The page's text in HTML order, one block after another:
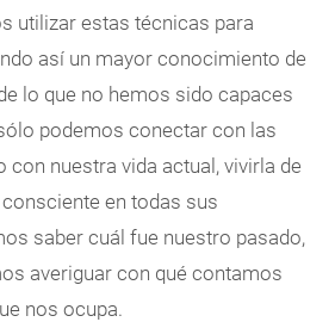
utilizar estas técnicas para
así un mayor conocimiento de
lo que no hemos sido capaces
podemos conectar con las
con nuestra vida actual, vivirla de
en todas sus
saber cuál fue nuestro pasado,
averiguar con qué contamos
nos ocupa.